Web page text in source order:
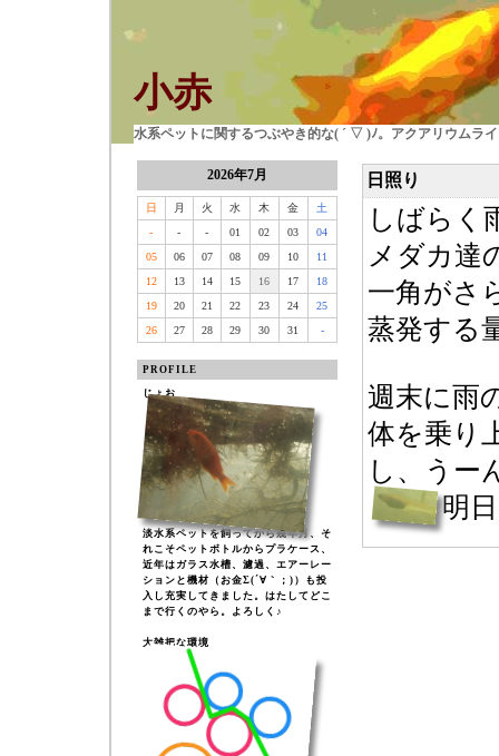
小赤
水系ペットに関するつぶやき的な( ´ ▽ )ﾉ。アクアリウムラ
2026年7月
日 月 火 水 木 金
土
-
- - 01 02 03
04
05
06 07 08 09 10
11
12
13 14 15 16 17
18
19
20 21 22 23 24
25
26
27 28 29 30 31 -
PROFILE
じょお
淡水系ペットを飼ってから幾年月、そ
れこそペットボトルからプラケース、
近年はガラス水槽、濾過、エアーレー
ションと機材（お金Σ(´∀｀；)）も投
入し充実してきました。はたしてどこ
まで行くのやら。よろしく♪
大雑把な環境
日照り
しばらく
メダカ達
一角がさ
蒸発する
週末に雨
体を乗り
し、うー
明